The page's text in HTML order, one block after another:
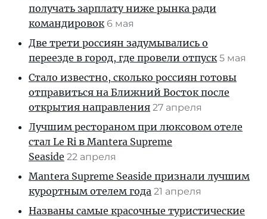
получать зарплату ниже рынка ради
командировок 6 мая
Две трети россиян задумывались о
переезде в город, где провели отпуск 5 мая
Стало известно, сколько россиян готовы
отправиться на Ближний Восток после
открытия направления 27 апреля
Лучшим рестораном при люксовом отеле
стал Le Ri в Mantera Supreme
Seaside 22 апреля
Mantera Supreme Seaside признали лучшим
курортным отелем года 21 апреля
Названы самые красочные туристические